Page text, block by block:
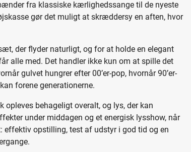
fra klassiske kærlighedssange til de nyeste
gør det muligt at skræddersy en aften, hvor
der flyder naturligt, og for at holde en elegant
alle med. Det handler ikke kun om at spille det
gulvet hungrer efter 00’er-pop, hvornår 90’er-
forene generationerne.
behageligt overalt, og lys, der kan
under middagen og et energisk lysshow, når
effektiv opstilling, test af udstyr i god tid og en